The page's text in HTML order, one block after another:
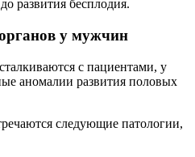
развития бесплодия.
у мужчин
с пациентами, у
аномалии развития половых
следующие патологии,